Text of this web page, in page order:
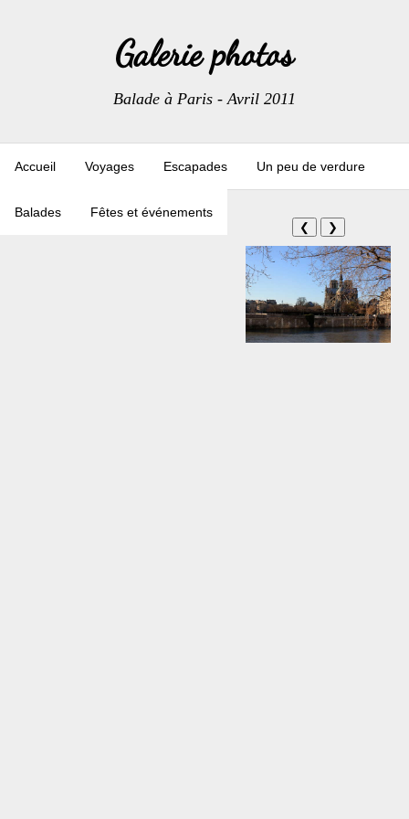
Galerie photos
Balade à Paris - Avril 2011
Accueil Voyages Escapades Un peu de verdure
Balades Fêtes et événements
❮ ❯